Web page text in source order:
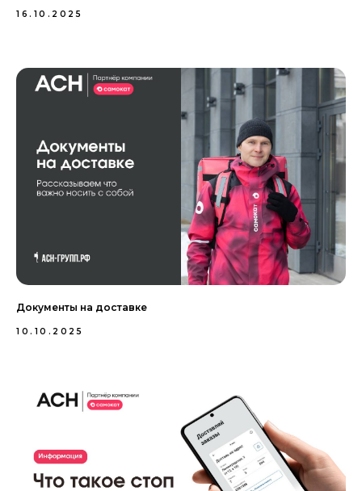
16.10.2025
Документы на доставке
10.10.2025